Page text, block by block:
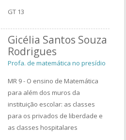
GT 13
Gicélia Santos Souza
Rodrigues
Profa. de matemática no presídio
MR 9 - O ensino de Matemática
para além dos muros da
instituição escolar: as classes
para os privados de liberdade e
as classes hospitalares